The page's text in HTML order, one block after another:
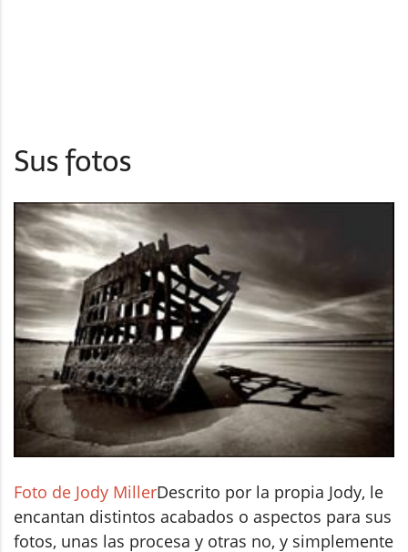
Sus fotos
Foto de Jody MillerDescrito por la propia Jody, le
encantan distintos acabados o aspectos para sus
fotos, unas las procesa y otras no, y simplemente